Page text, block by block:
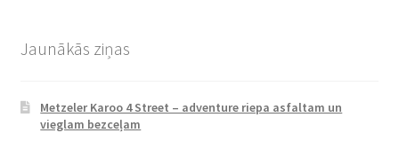
Jaunākās ziņas
Metzeler Karoo 4 Street – adventure riepa asfaltam un
vieglam bezceļam